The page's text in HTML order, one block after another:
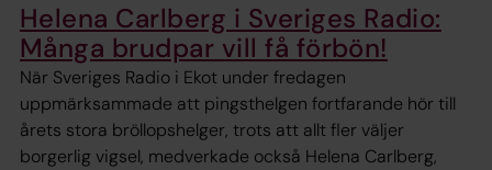
Helena Carlberg i Sveriges Radio:
Många brudpar vill få förbön!
När Sveriges Radio i Ekot under fredagen
uppmärksammade att pingsthelgen fortfarande hör till
årets stora bröllopshelger, trots att allt fler väljer
borgerlig vigsel, medverkade också Helena Carlberg,